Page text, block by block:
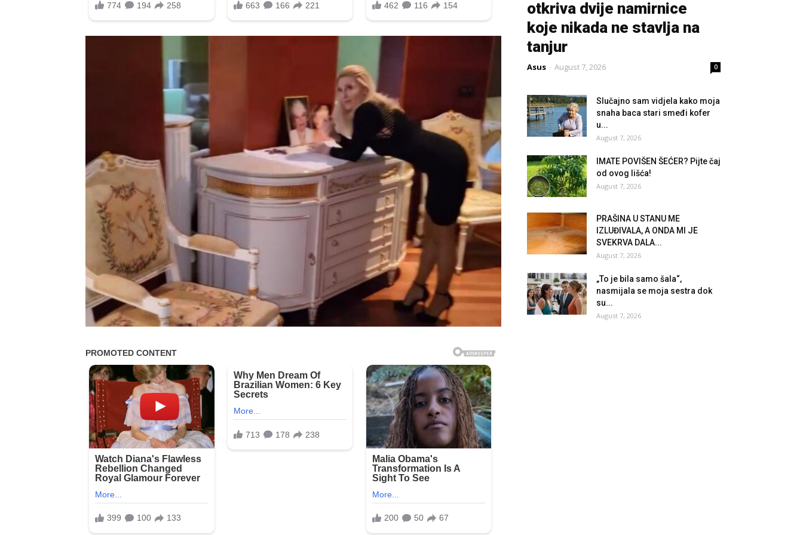
otkriva dvije namirnice
koje nikada ne stavlja na
tanjur
Asus - August 7, 2026 0
Slučajno sam vidjela kako moja
snaha baca stari smeđi kofer
u...
August 7, 2026
IMATE POVIŠEN ŠEĆER? Pijte čaj
od ovog lišća!
August 7, 2026
PRAŠINA U STANU ME
IZLUĐIVALA, A ONDA MI JE
SVEKRVA DALA...
August 7, 2026
„To je bila samo šala“,
nasmijala se moja sestra dok
su...
August 7, 2026